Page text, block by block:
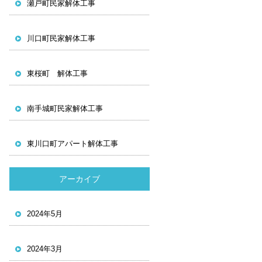
瀬戸町民家解体工事
川口町民家解体工事
東桜町 解体工事
南手城町民家解体工事
東川口町アパート解体工事
アーカイブ
2024年5月
2024年3月